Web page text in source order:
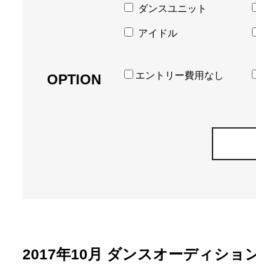
ダンスユニット
アイドル
OPTION エントリー費用なし
2017年10月 ダンスオーディショ